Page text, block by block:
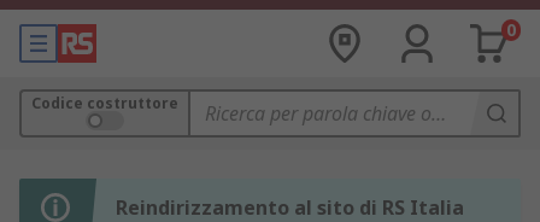
0
Codice costruttore
Reindirizzamento al sito di RS Italia